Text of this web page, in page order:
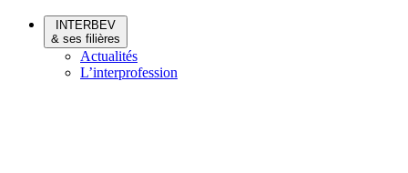
INTERBEV
& ses filières
Actualités
L’interprofession